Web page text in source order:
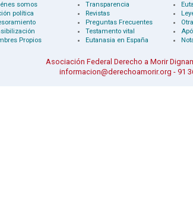
somos
política
Propios
Transparencia
Revistas
Preguntas Frecuentes
Testamento vital
Eutanasia en España
Asociación Federal Derecho a Morir
informacion@derechoamorir.org - 91